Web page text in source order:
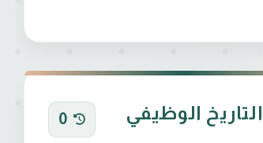
التاريخ الوظيفي 0